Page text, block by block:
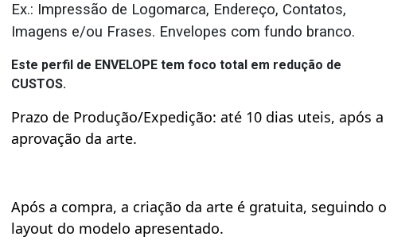
Ex.: Impressão de Logomarca, Endereço, Contatos,
Imagens e/ou Frases. Envelopes com fundo branco.
Este perfil de ENVELOPE tem foco total em redução de
CUSTOS.
Prazo de Produção/Expedição: até 10 dias uteis, após a
aprovação da arte.
Após a compra, a criação da arte é gratuita, seguindo o
layout do modelo apresentado.